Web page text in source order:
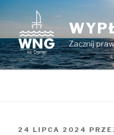
Przeskocz
do
treści
Zacznij
OPUBLIKOWANE
24 LIPCA 2024